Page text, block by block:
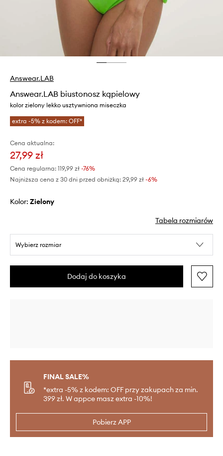
Answear.LAB
Answear.LAB biustonosz kąpielowy
kolor zielony lekko usztywniona miseczka
extra -5% z kodem: OFF*
Cena aktualna:
27,99 zł
Cena regularna: 119,99 zł -76%
Najniższa cena z 30 dni przed obniżką: 29,99 zł -6%
Kolor: zielony
Tabela rozmiarów
Wybierz rozmiar
Dodaj do koszyka
FINAL SALE%
*extra -5% z kodem: OFF przy zakupach za min.
399 zł. W appce masz extra -10%!
Pobierz APP